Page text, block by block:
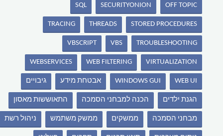
OFF TOPIC
SECURITYONION
SQL
STORED PROCEDURES
THREADS
TRACING
TROUBLESHOOTING
VBS
VBSCRIPT
VIRTUALIZATION
WEB FILTERING
WEBSERVICES
WEB UI
WINDOWS GUI אבטחת מידע גיבויים
הגנת ילדים הכנה למבחני הסמכה התאוששות מאסון
מבחני הסמכה ממשקים ממשק משתמש ניהול רשת